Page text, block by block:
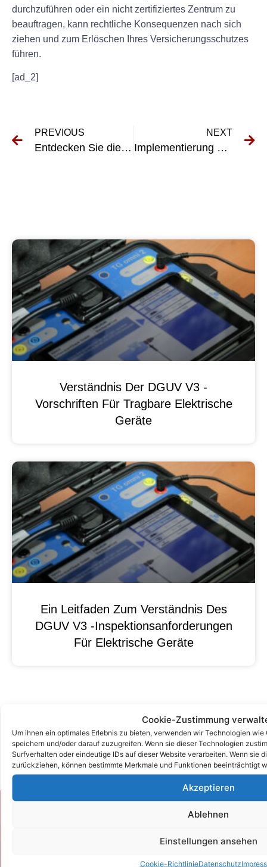
Cookie-Zustimmung
Um ihnen ein optimales Erlebnis zu bieten, verwenden wir Technologien
speichern und/oder darauf zuzugreifen. Wenn sie dieser Technologien
Surfverhalten oder eindeutige IDs auf dieser Website verarbeiten. Wenn sie
zurückziehen, können bestimmte Merkmale und Funktionen beeinträchtigt
Akzeptieren
Ablehnen
Einstellungen ansehen
Cookie-RichtlinieDatenschutz
durchzuführen oder ein nicht zertifiziertes Zentrum zu
beauftragen, kann rechtliche Konsequenzen nach sich
ziehen und zum Erlöschen Ihres Versicherungsschutzes
führen.
[ad_2]
PREVIOUS
Entdecken Sie die Vorteile von E-Checks für Privathäuser
NEXT
Implementierung von VDE-Prüfungen zur Sicherstellung von Konformität und Qualität bei der Herstellung elektrischer Geräte
Verständnis Der DGUV V3 -
Vorschriften Für Tragbare Elektrische
Geräte
Ein Leitfaden Zum Verständnis Des
DGUV V3 -Inspektionsanforderungen
Für Elektrische Geräte
Zum Kontaktformular